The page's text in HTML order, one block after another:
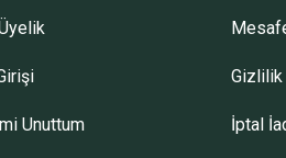
Unuttum
Gizlilik
İptal